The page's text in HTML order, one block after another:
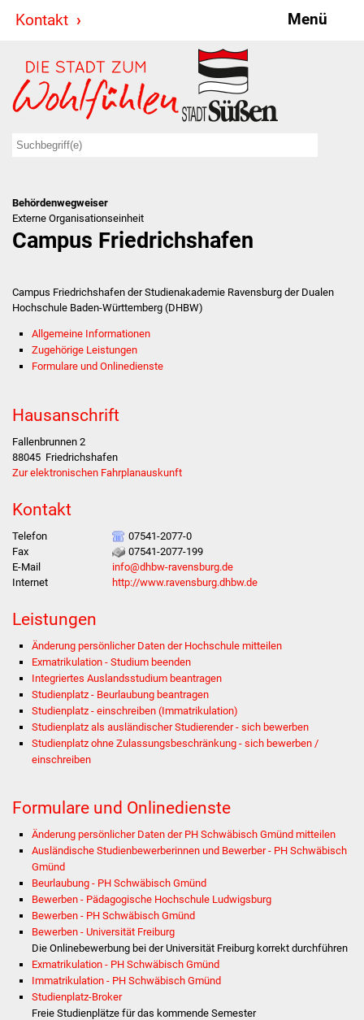
Kontakt Menü
Stadt & Politik
Bürgermeister
Ratsinformationssystem
Jugendbeirat
Kontakt
Veröffentlichungen
Wahlen
Stadtinfo
Partnerstädte
Projekte
Schulentwicklung Bizet
Sanierung Bizethalle
Ortsentwicklung
Behördenwegweiser
Externe Organisationseinheit
Campus Friedrichshafen
Campus Friedrichshafen der Studienakademie Ravensburg der Dualen
Hochschule Baden-Württemberg (DHBW)
Allgemeine Informationen
Zugehörige Leistungen
Formulare und Onlinedienste
Hausanschrift
Fallenbrunnen 2
88045 Friedrichshafen
Zur elektronischen Fahrplanauskunft
Kontakt
Telefon
07541-2077-0
Fax
07541-2077-199
E-Mail
info@dhbw-ravensburg.de
Internet
http://www.ravensburg.dhbw.de
Leistungen
Änderung persönlicher Daten der Hochschule mitteilen
Exmatrikulation - Studium beenden
Integriertes Auslandsstudium beantragen
Studienplatz - Beurlaubung beantragen
Studienplatz - einschreiben (Immatrikulation)
Studienplatz als ausländischer Studierender - sich bewerben
Studienplatz ohne Zulassungsbeschränkung - sich bewerben /
einschreiben
Formulare und Onlinedienste
Änderung persönlicher Daten der PH Schwäbisch Gmünd mitteilen
Ausländische Studienbewerberinnen und Bewerber - PH Schwäbisch
Gmünd
Beurlaubung - PH Schwäbisch Gmünd
Bewerben - Pädagogische Hochschule Ludwigsburg
Bewerben - PH Schwäbisch Gmünd
Bewerben - Universität Freiburg
Die Onlinebewerbung bei der Universität Freiburg korrekt durchführen
Exmatrikulation - PH Schwäbisch Gmünd
Immatrikulation - PH Schwäbisch Gmünd
Studienplatz-Broker
Freie Studienplätze für das kommende Semester